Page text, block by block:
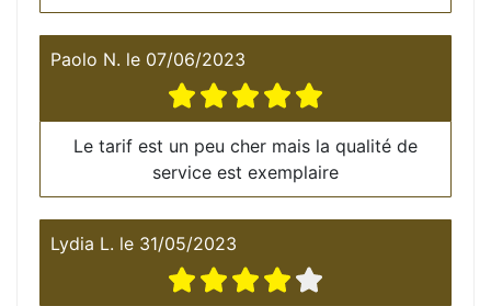
Paolo N. le 07/06/2023
Le tarif est un peu cher mais la qualité de
service est exemplaire
Lydia L. le 31/05/2023